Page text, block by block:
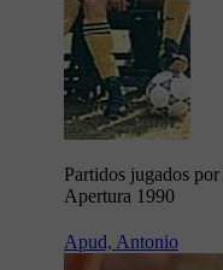
Partidos jugados
Apertura 1990
Apud, Antonio